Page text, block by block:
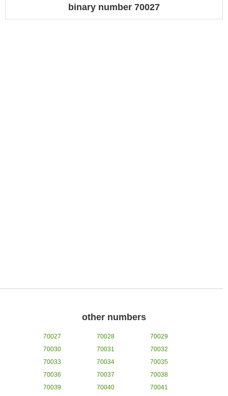
binary number 70027
other numbers
70027 70028
70029
70030
70031
70032
70033
70034
70035
70036
70037
70038
70039
70040
70041